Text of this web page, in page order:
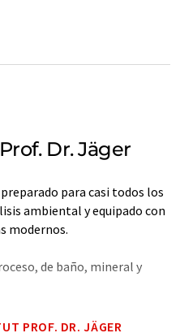
Dr. Jäger
para casi todos los
ambiental y equipado con
modernos.
de baño, mineral y
PROF. DR. JÄGER